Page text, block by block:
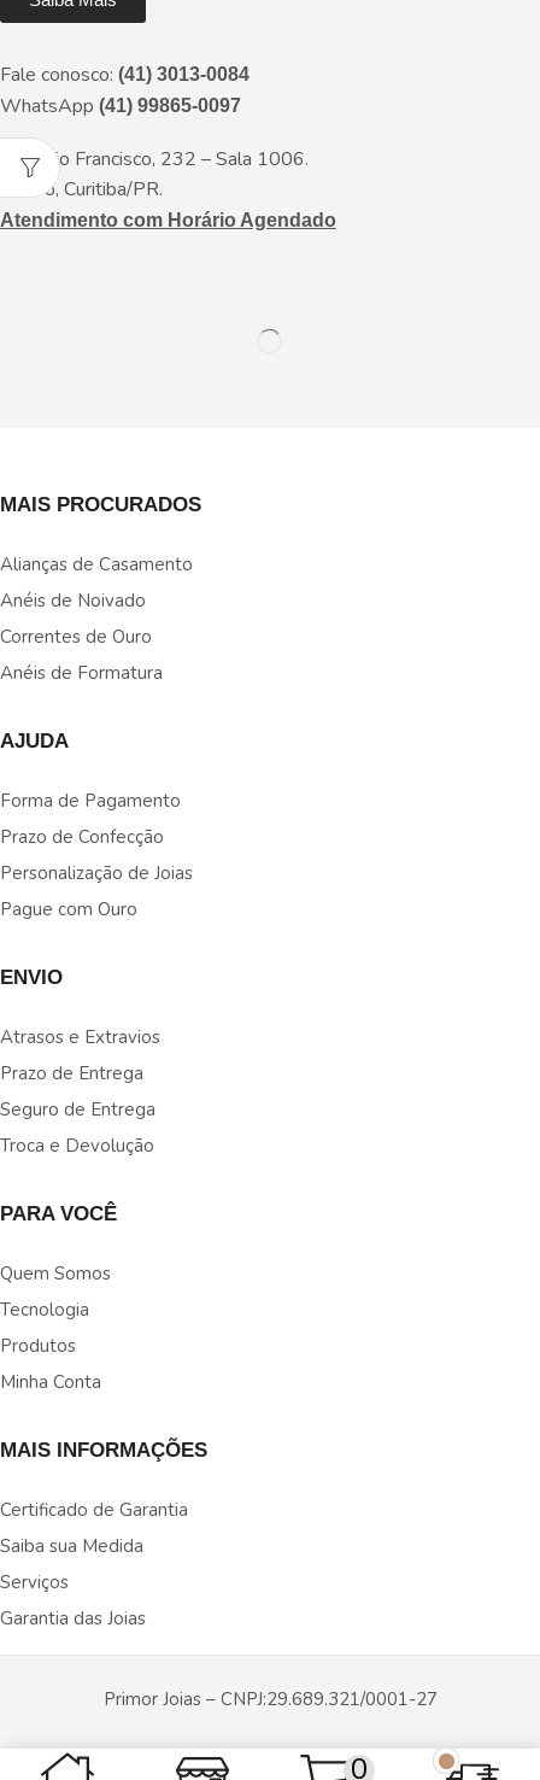
Fale conosco: (41) 3013-0084
WhatsApp (41) 99865-0097
Rua São Francisco, 232 – Sala 1006.
Centro, Curitiba/PR.
Atendimento com Horário Agendado
MAIS PROCURADOS
Alianças de Casamento
Anéis de Noivado
Correntes de Ouro
Anéis de Formatura
AJUDA
Forma de Pagamento
Prazo de Confecção
Personalização de Joias
Pague com Ouro
ENVIO
Atrasos e Extravios
Prazo de Entrega
Seguro de Entrega
Troca e Devolução
PARA VOCÊ
Quem Somos
Tecnologia
Produtos
Minha Conta
MAIS INFORMAÇÕES
Certificado de Garantia
Saiba sua Medida
Serviços
Garantia das Joias
Primor Joias – CNPJ:29.689.321/0001-27
Copyright © 2024 Primor Joias |Dev por Marcio Antunes
0